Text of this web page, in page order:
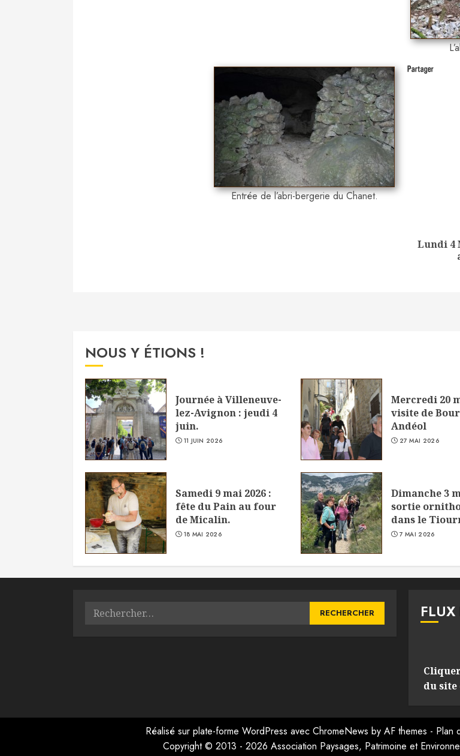
Entrée de l’abri-bergerie du Chanet.
Next
Lundi 4
NOUS Y ÉTIONS !
Journée à Villeneuve-
lez-Avignon : jeudi 4
juin.
11 JUIN 2026
Mercredi 20
visite de
Andéol
27 MAI 2026
Samedi 9 mai 2026 :
fête du Pain au four
de Micalin.
18 MAI 2026
Dimanche 3
sortie
dans le
7 MAI 2026
Rechercher : FLUX
du site
Réalisé sur plate-forme WordPress avec ChromeNews by AF themes - Plan
Copyright © 2013 - 2026 Association Paysages, Patrimoine et